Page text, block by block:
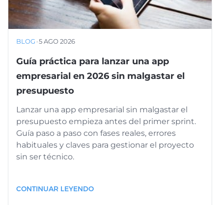
BLOG ·5 AGO 2026
Guía práctica para lanzar una app
empresarial en 2026 sin malgastar el
presupuesto
Lanzar una app empresarial sin malgastar el
presupuesto empieza antes del primer sprint.
Guía paso a paso con fases reales, errores
habituales y claves para gestionar el proyecto
sin ser técnico.
CONTINUAR LEYENDO